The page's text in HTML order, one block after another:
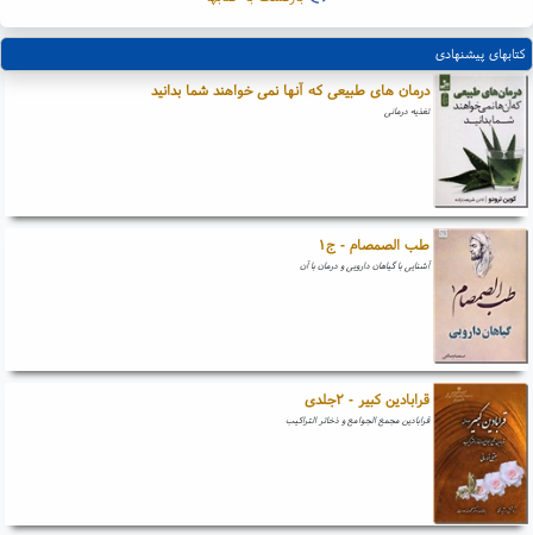
کتابهای پیشنهادی
درمان های طبیعی که آنها نمی خواهند شما بدانید
تغذیه درمانی
طب الصمصام - ج۱
آشنایی با گیاهان دارویی و درمان با آن
قرابادین کبیر - ۲جلدی
قرابادین مجمع الجوامع و ذخائر التراکیب